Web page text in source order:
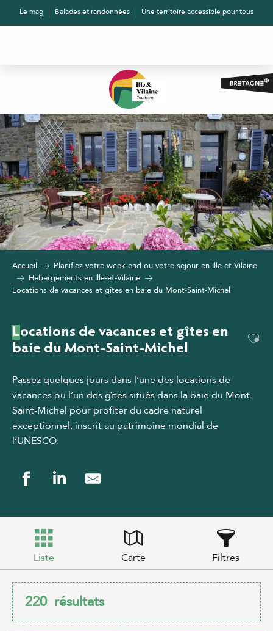
AllerLe mag Balades et randonnées Une territoire accessible pour tous
Accueil
Planifiez votre week-end ou votre séjour en Ille-et-Vilaine
Hébergements en Ille-et-Vilaine
Locations de vacances et gîtes en baie du Mont-Saint-Michel
Locations de vacances et gîtes en
baie du Mont-Saint-Michel
Passez quelques jours dans l’une des locations de
vacances ou l’un des gîtes situés dans la baie du Mont-
Saint-Michel pour profiter du cadre naturel
exceptionnel, inscrit au patrimoine mondial de
l’UNESCO.
Liste Carte Filtres
220 résultats